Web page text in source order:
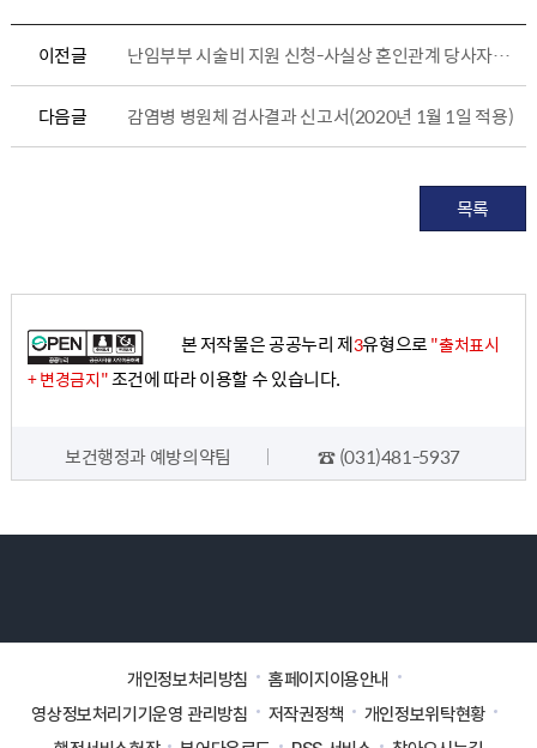
이전글 난임부부 시술비 지원 신청-사실상 혼인관계 당사자의 보조생식술 동의서
다음글 감염병 병원체 검사결과 신고서(2020년 1월 1일 적용)
목록
본 저작물은 공공누리 제3유형으로"출처표시
+ 변경금지"조건에 따라 이용할 수 있습니다.
보건행정과 예방의약팀 ☎ (031)481-5937
개인정보처리방침
홈페이지이용안내
영상정보처리기기운영 관리방침
저작권정책
개인정보위탁현황